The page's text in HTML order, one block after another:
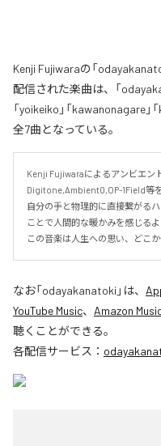
Kenji Fujiwaraの「
配信された楽曲は、「
「yoikeiko」「kawanonagare
全7曲となっている。
Kenji Fujiwaraによるアンビエン
Digitone,Ambient0,OP-1Field等
自分の手と物理的に直接繋がる
ことで人間的な暖かみを感じるよ
この音楽は人生への思い、どこ
なお「odayakanatoki 」は、
YouTube Music、 Amazon
聴くことができる。
各配信サービス：